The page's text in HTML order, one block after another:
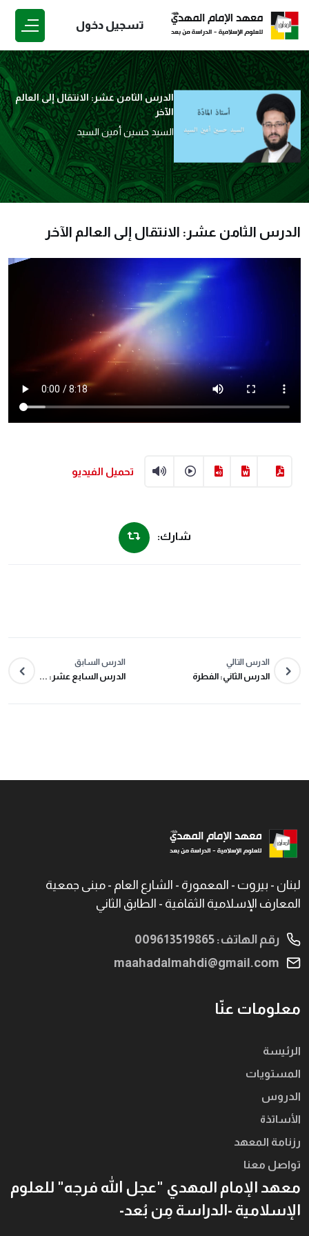
تسجيل دخول
الدرس الثامن عشر: الانتقال إلى العالم
الآخر
السيد حسين أمين السيد
الدرس الثامن عشر: الانتقال إلى العالم الآخر
تحميل الفيديو
شارك:
الدرس التالي
الدرس الثاني: الفطرة
الدرس السابق
الدرس السابع عشر: ...
لبنان - بيروت - المعمورة - الشارع العام - مبنى جمعية
المعارف الإسلامية الثقافية - الطابق الثاني
رقم الهاتف: 009613519865
maahadalmahdi@gmail.com
معلومات عنّا
الرئيسة
المستويات
الدروس
الأساتذة
رزنامة المعهد
تواصل معنا
معهد الإمام المهدي "عجل الله فرجه" للعلوم
الإسلامية -الدراسة مِن بُعد-